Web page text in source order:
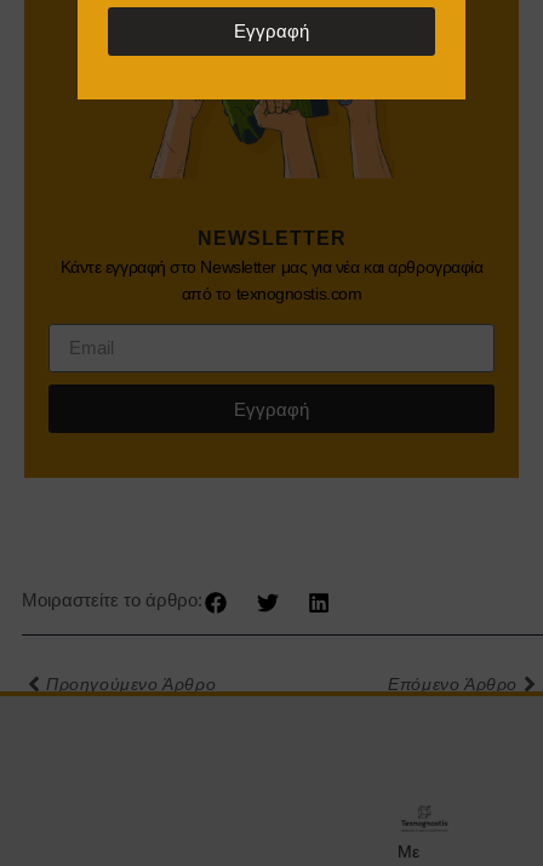
NEWSLETTER
Κάντε εγγραφή στο Newsletter μας για νέα και αρθρογραφία
από το texnognostis.com
Εγγραφή
Μοιραστείτε το άρθρο:
Προηγούμενο Άρθρο Επόμενο Άρθρο
Με
Εγγραφή